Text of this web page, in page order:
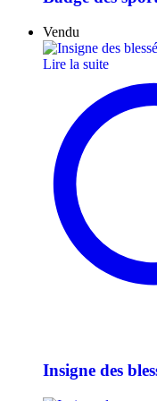
Vendu
Lire la suite
Insigne des